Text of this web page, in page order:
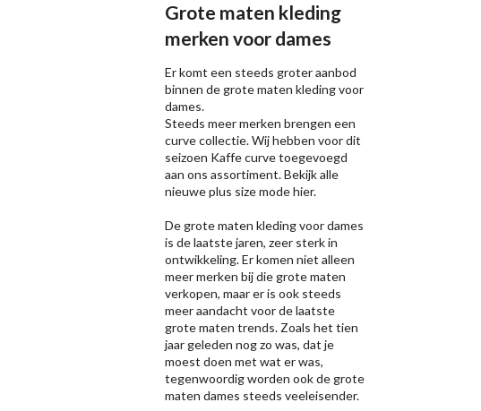
Grote maten kleding
merken voor dames
Er komt een steeds groter aanbod
binnen de grote maten kleding voor
dames.
Steeds meer merken brengen een
curve collectie. Wij hebben voor dit
seizoen Kaffecurve toegevoegd
aan ons assortiment. Bekijk alle
nieuweplus size modehier.
De grote maten kleding voor dames
is de laatste jaren, zeer sterk in
ontwikkeling. Er komen niet alleen
meer merken bij die grote maten
verkopen, maar er is ook steeds
meer aandacht voor de laatste
grote maten trends. Zoals het tien
jaar geleden nog zo was, dat je
moest doen met wat er was,
tegenwoordig worden ook de grote
maten dames steeds veeleisender.